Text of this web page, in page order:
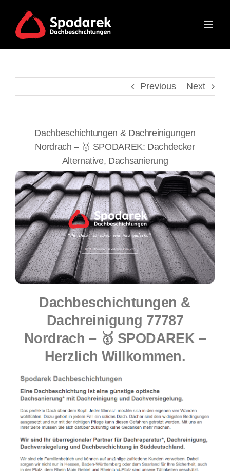
content
Previous Next
Dachbeschichtungen & Dachreinigungen
Nordrach – 🥇 SPODAREK: Dachdecker
Alternative, Dachsanierung
Dachbeschichtungen &
Dachreinigung 77787
Nordrach – 🥇 SPODAREK –
Herzlich Willkommen.